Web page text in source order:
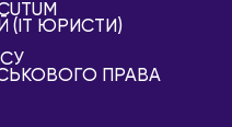
(IT ЮРИСТИ)
ПРАВА